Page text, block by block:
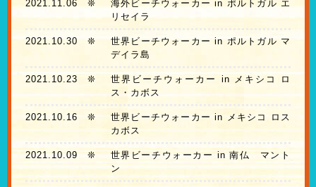
2021.11.06 ❊
海外ビーチウォーカー in ポルトガル エ
リセイラ
2021.10.30 ❊
世界ビーチウォーカー in ポルトガル マ
デイラ島
2021.10.23 ❊
世界ビーチウォーカー in メキシコ ロ
ス・カボス
2021.10.16 ❊
世界ビーチウォーカー in メキシコ ロス
カボス
2021.10.09❊
世界ビーチウォーカー in 南仏 マント
ン